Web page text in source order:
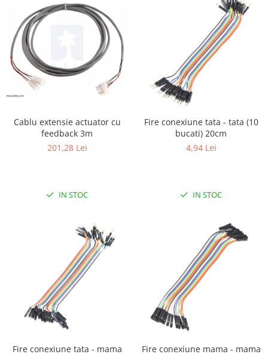
Cablu extensie actuator cu
feedback 3m
201,28 Lei
IN STOC
Fire conexiune tata - tata (10
bucati) 20cm
4,94 Lei
IN STOC
Fire conexiune tata - mama
Fire conexiune mama - mama